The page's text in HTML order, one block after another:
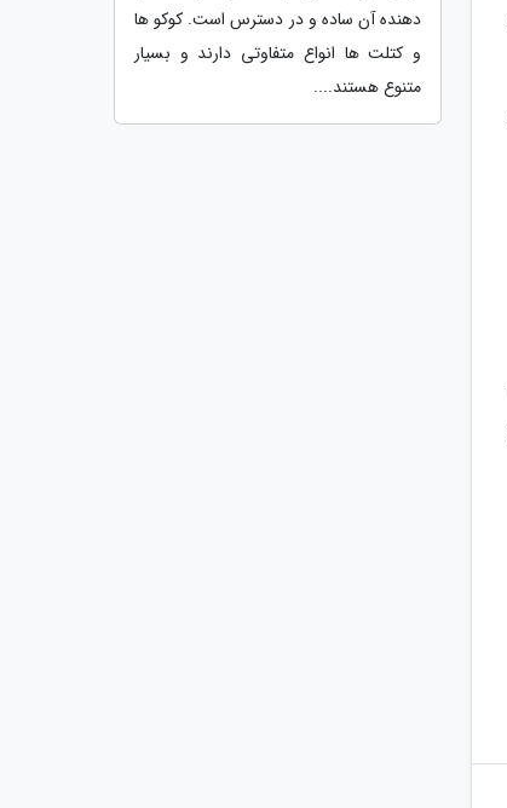
دهنده آن ساده و در دسترس است. کوکو ها
و کتلت ها انواع متفاوتی دارند و بسیار
متنوع هستند....